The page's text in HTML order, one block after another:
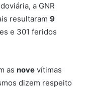
a GNR
resultaram9
e 301 feridos
as nove vítimas
dizem respeito